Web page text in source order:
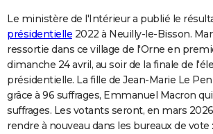
Le ministère de l'Intérieur a publié le
présidentielle 2022 à Neuilly-le-Bisson.
ressortie dans ce village de l'Orne en
dimanche 24 avril, au soir de la finale de
présidentielle. La fille de Jean-Marie Le
grâce à 96 suffrages, Emmanuel Macron
suffrages. Les votants seront, en mars
rendre à nouveau dans les bureaux de vote